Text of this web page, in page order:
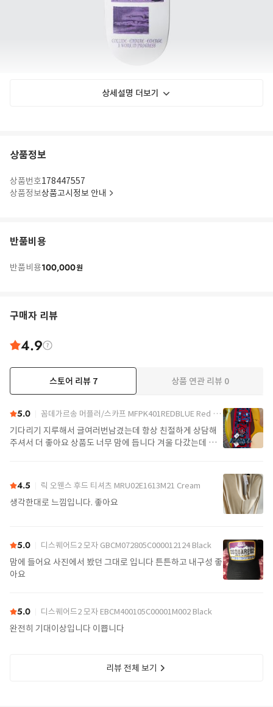
상세설명 더보기
상품정보
상품번호178447557
상품정보상품고시정보 안내
반품비용
반품비용100,000원
구매자 리뷰
4.9
스토어 리뷰 7 상품 연관 리뷰 0
5.0 꼼데가르송 머플러/스카프 MFPK401REDBLUE Red blue
기다리기 지루해서 글여러번남겼는데 항상 친절하게 상담해
주셔서 더 좋아요 상품도 너무 맘에 듭니다 겨울 다갔는데 연
4.5 릭 오웬스 후드 티셔츠 MRU02E1613M21 Cream
생각한대로 느낌입니다. 좋아요
5.0 디스퀘어드2 모자 GBCM072805C000012124 Black
맘에 들어요 사진에서 봤던 그대로 입니다 튼튼하고 내구성 좋
아요
5.0 디스퀘어드2 모자 EBCM400105C00001M002 Black
완전히 기대이상입니다 이쁩니다
리뷰 전체 보기